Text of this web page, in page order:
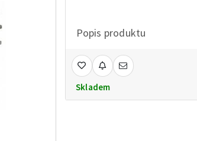
Popis produktu
Skladem